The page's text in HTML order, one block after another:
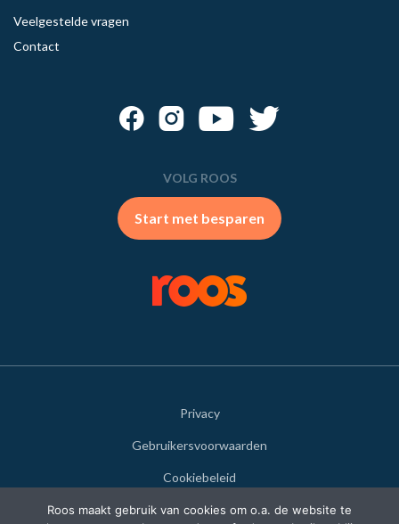
Veelgestelde vragen
Contact
VOLG ROOS
Start met besparen
Privacy
Gebruikersvoorwaarden
Cookiebeleid
Disclaimer
Roos maakt gebruik van cookies om o.a. de website te